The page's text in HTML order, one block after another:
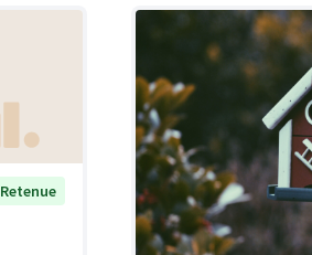
Retenue